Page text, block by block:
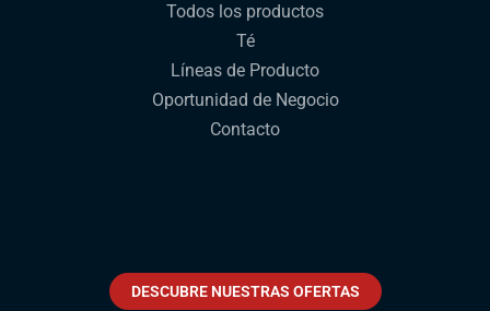
Todos los productos
Té
Líneas de Producto
Oportunidad de Negocio
Contacto
DESCUBRE NUESTRAS OFERTAS